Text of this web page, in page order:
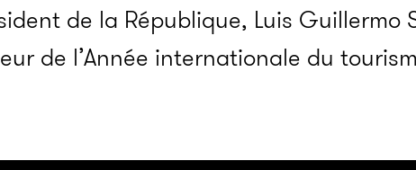
de la République, Luis Guillermo
de l’Année internationale du